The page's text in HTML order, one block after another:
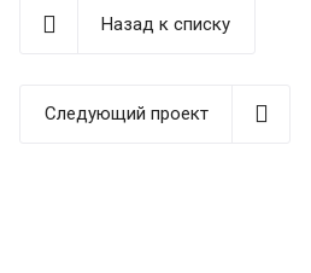
Назад к списку
Следующий проект